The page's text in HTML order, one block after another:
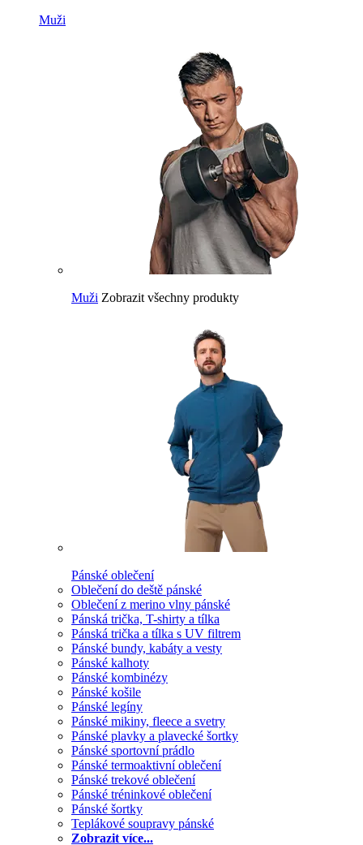
Muži
Muži Zobrazit všechny produkty
Pánské oblečení
Oblečení do deště pánské
Oblečení z merino vlny pánské
Pánská trička, T-shirty a tílka
Pánská trička a tílka s UV filtrem
Pánské bundy, kabáty a vesty
Pánské kalhoty
Pánské kombinézy
Pánské košile
Pánské legíny
Pánské mikiny, fleece a svetry
Pánské plavky a plavecké šortky
Pánské sportovní prádlo
Pánské termoaktivní oblečení
Pánské trekové oblečení
Pánské tréninkové oblečení
Pánské šortky
Teplákové soupravy pánské
Zobrazit více...